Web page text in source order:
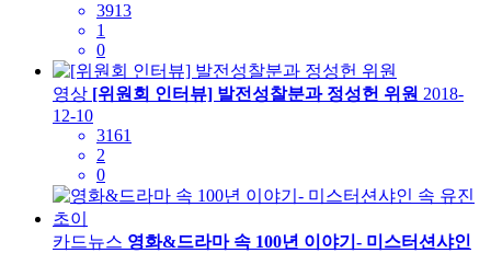
3913
1
0
영상 [위원회 인터뷰] 발전성찰분과 정성헌 위원 2018-
12-10
3161
2
0
카드뉴스 영화&드라마 속 100년 이야기- 미스터션샤인